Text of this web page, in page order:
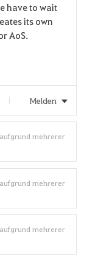
o
r
have to wait
its own
AoS.
Melden
mehrerer
mehrerer
mehrerer